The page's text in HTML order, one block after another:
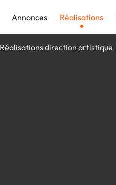
Annonces Réalisations
Réalisations direction artistique